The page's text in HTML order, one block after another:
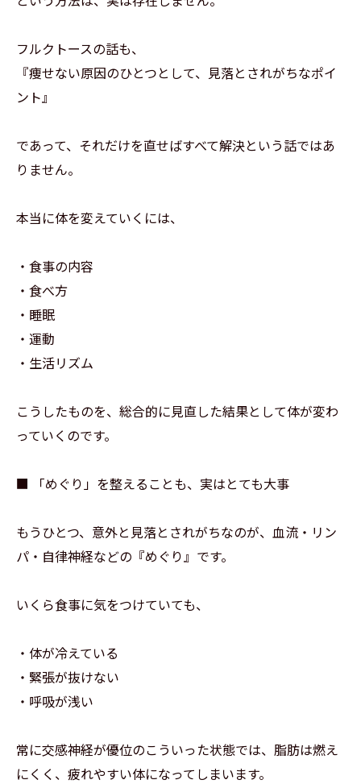
フルクトースの話も、
『痩せない原因のひとつとして、見落とされがちなポイ
ント』
であって、それだけを直せばすべて解決という話ではあ
りません。
本当に体を変えていくには、
・食事の内容
・食べ方
・睡眠
・運動
・生活リズム
こうしたものを、総合的に見直した結果として体が変わ
っていくのです。
■ 「めぐり」を整えることも、実はとても大事
もうひとつ、意外と見落とされがちなのが、血流・リン
パ・自律神経などの『めぐり』です。
いくら食事に気をつけていても、
・体が冷えている
・緊張が抜けない
・呼吸が浅い
常に交感神経が優位のこういった状態では、脂肪は燃え
にくく、疲れやすい体になってしまいます。